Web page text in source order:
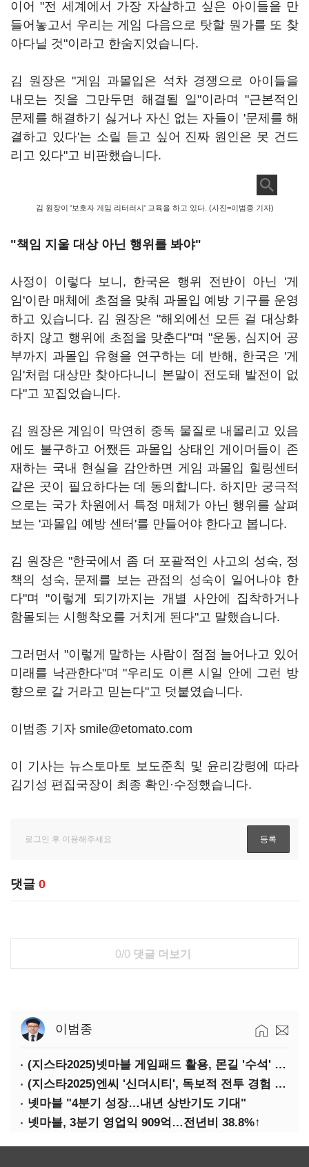
이어 "전 세계에서 가장 자살하고 싶은 아이들을 만
들어놓고서 우리는 게임 다음으로 탓할 뭔가를 또 찾
아다닐 것"이라고 한숨지었습니다.
김 원장은 "게임 과몰입은 석차 경쟁으로 아이들을
내모는 짓을 그만두면 해결될 일"이라며 "근본적인
문제를 해결하기 싫거나 자신 없는 자들이 '문제를 해
결하고 있다'는 소릴 듣고 싶어 진짜 원인은 못 건드
리고 있다"고 비판했습니다.
김 원장이 '보호자 게임 리터러시' 교육을 하고 있다. (사진=이범종 기자)
"책임 지울 대상 아닌 행위를 봐야"
사정이 이렇다 보니, 한국은 행위 전반이 아닌 '게
임'이란 매체에 초점을 맞춰 과몰입 예방 기구를 운영
하고 있습니다. 김 원장은 "해외에선 모든 걸 대상화
하지 않고 행위에 초점을 맞춘다"며 "운동, 심지어 공
부까지 과몰입 유형을 연구하는 데 반해, 한국은 '게
임'처럼 대상만 찾아다니니 본말이 전도돼 발전이 없
다"고 꼬집었습니다.
김 원장은 게임이 막연히 중독 물질로 내몰리고 있음
에도 불구하고 어쨌든 과몰입 상태인 게이머들이 존
재하는 국내 현실을 감안하면 게임 과몰입 힐링센터
같은 곳이 필요하다는 데 동의합니다. 하지만 궁극적
으로는 국가 차원에서 특정 매체가 아닌 행위를 살펴
보는 '과몰입 예방 센터'를 만들어야 한다고 봅니다.
김 원장은 "한국에서 좀 더 포괄적인 사고의 성숙, 정
책의 성숙, 문제를 보는 관점의 성숙이 일어나야 한
다"며 "이렇게 되기까지는 개별 사안에 집착하거나
함몰되는 시행착오를 거치게 된다"고 말했습니다.
그러면서 "이렇게 말하는 사람이 점점 늘어나고 있어
미래를 낙관한다"며 "우리도 이른 시일 안에 그런 방
향으로 갈 거라고 믿는다"고 덧붙였습니다.
이범종 기자 smile@etomato.com
이 기사는 뉴스토마토 보도준칙 및 윤리강령에 따라
김기성 편집국장이 최종 확인·수정했습니다.
댓글 0
0/0 댓글 더보기
이범종
(지스타2025)넷마블 게임패드 활용, 몬길 '수석' 7대죄 '차석'
(지스타2025)엔씨 '신더시티', 독보적 전투 경험 필요
넷마블 "4분기 성장…내년 상반기도 기대"
넷마블, 3분기 영업익 909억…전년비 38.8%↑